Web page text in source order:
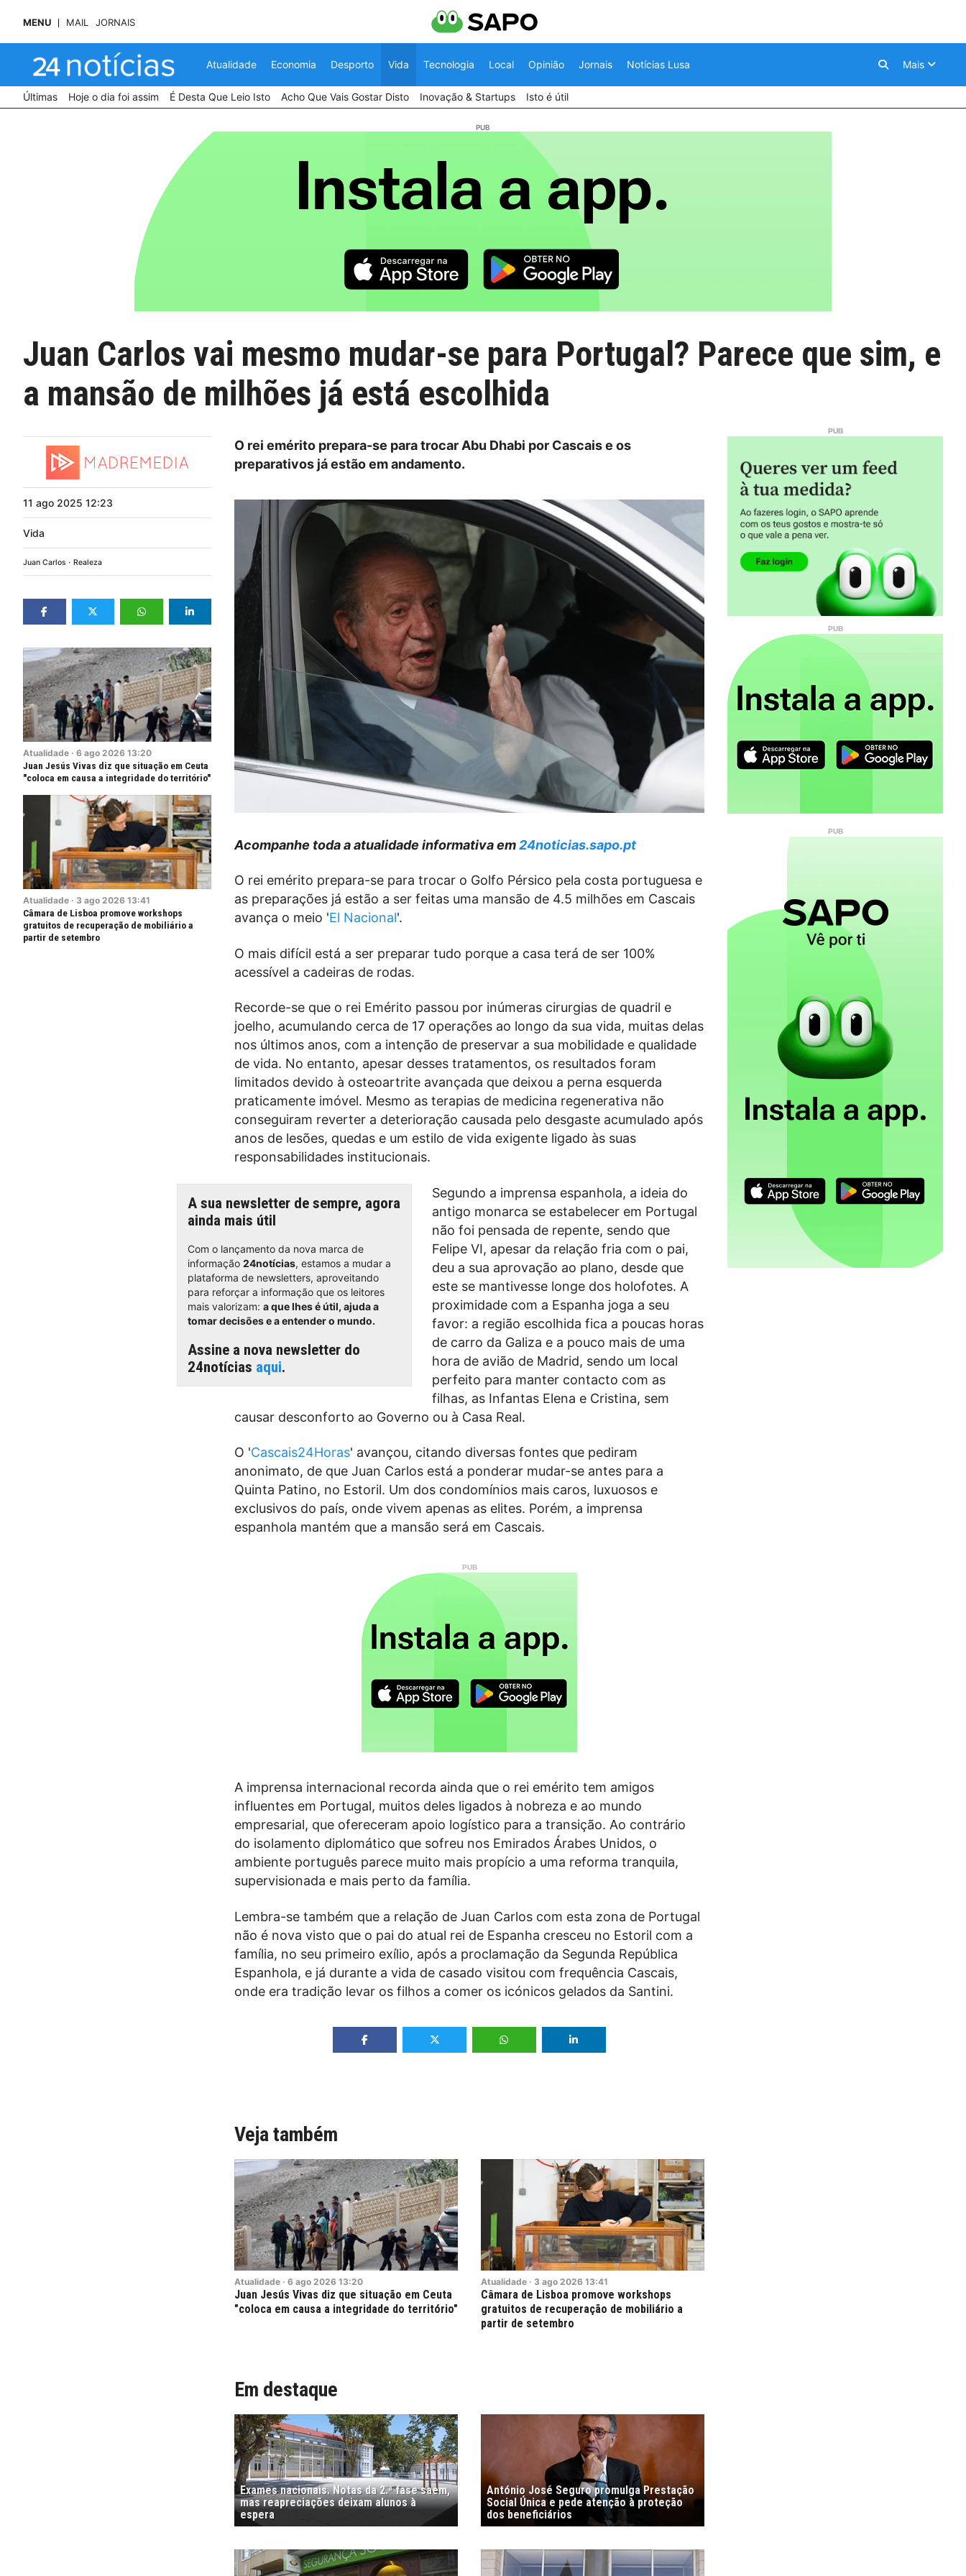
MENU MAIL JORNAIS
Atualidade Economia Desporto Vida Tecnologia Local Opinião Jornais Notícias Lusa Mais
Últimas Hoje o dia foi assim É Desta Que Leio Isto Acho Que Vais Gostar Disto Inovação & Startups Isto é útil
Juan Carlos vai mesmo mudar-se para Portugal? Parece que sim, e
a mansão de milhões já está escolhida
11 ago 2025 12:23
Vida
Juan Carlos Realeza
Atualidade · 6 ago 2026 13:20
Juan Jesús Vivas diz que situação em Ceuta
"coloca em causa a integridade do território"
Atualidade · 3 ago 2026 13:41
Câmara de Lisboa promove workshops
gratuitos de recuperação de mobiliário a
partir de setembro
O rei emérito prepara-se para trocar Abu Dhabi por Cascais e os
preparativos já estão em andamento.
Acompanhe toda a atualidade informativa em24noticias.sapo.pt
O rei emérito prepara-se para trocar o Golfo Pérsico pela costa portuguesa e
as preparações já estão a ser feitas uma mansão de 4.5 milhões em Cascais
avança o meio 'El Nacional'.
O mais difícil está a ser preparar tudo porque a casa terá de ser 100%
acessível a cadeiras de rodas.
Recorde-se que o rei Emérito passou por inúmeras cirurgias de quadril e
joelho, acumulando cerca de 17 operações ao longo da sua vida, muitas delas
nos últimos anos, com a intenção de preservar a sua mobilidade e qualidade
de vida. No entanto, apesar desses tratamentos, os resultados foram
limitados devido à osteoartrite avançada que deixou a perna esquerda
praticamente imóvel. Mesmo as terapias de medicina regenerativa não
conseguiram reverter a deterioração causada pelo desgaste acumulado após
anos de lesões, quedas e um estilo de vida exigente ligado às suas
responsabilidades institucionais.
A sua newsletter de sempre, agora
ainda mais útil
Com o lançamento da nova marca de
informação 24notícias, estamos a mudar a
plataforma de newsletters, aproveitando
para reforçar a informação que os leitores
mais valorizam: a que lhes é útil, ajuda a
tomar decisões e a entender o mundo.
Assine a nova newsletter do
24notícias aqui.
Segundo a imprensa espanhola, a ideia do
antigo monarca se estabelecer em Portugal
não foi pensada de repente, sendo que
Felipe VI, apesar da relação fria com o pai,
deu a sua aprovação ao plano, desde que
este se mantivesse longe dos holofotes. A
proximidade com a Espanha joga a seu
favor: a região escolhida fica a poucas horas
de carro da Galiza e a pouco mais de uma
hora de avião de Madrid, sendo um local
perfeito para manter contacto com as
filhas, as Infantas Elena e Cristina, sem
causar desconforto ao Governo ou à Casa Real.
O 'Cascais24Horas' avançou, citando diversas fontes que pediram
anonimato, de que Juan Carlos está a ponderar mudar-se antes para a
Quinta Patino, no Estoril. Um dos condomínios mais caros, luxuosos e
exclusivos do país, onde vivem apenas as elites. Porém, a imprensa
espanhola mantém que a mansão será em Cascais.
A imprensa internacional recorda ainda que o rei emérito tem amigos
influentes em Portugal, muitos deles ligados à nobreza e ao mundo
empresarial, que ofereceram apoio logístico para a transição. Ao contrário
do isolamento diplomático que sofreu nos Emirados Árabes Unidos, o
ambiente português parece muito mais propício a uma reforma tranquila,
supervisionada e mais perto da família.
Lembra-se também que a relação de Juan Carlos com esta zona de Portugal
não é nova visto que o pai do atual rei de Espanha cresceu no Estoril com a
família, no seu primeiro exílio, após a proclamação da Segunda República
Espanhola, e já durante a vida de casado visitou com frequência Cascais,
onde era tradição levar os filhos a comer os icónicos gelados da Santini.
Veja também
Atualidade · 6 ago 2026 13:20
Juan Jesús Vivas diz que situação em Ceuta
"coloca em causa a integridade do território"
Atualidade · 3 ago 2026 13:41
Câmara de Lisboa promove workshops
gratuitos de recuperação de mobiliário a
partir de setembro
Em destaque
Exames nacionais. Notas da 2.ª fase saem,
mas reapreciações deixam alunos à
espera
António José Seguro promulga Prestação
Social Única e pede atenção à proteção
dos beneficiários